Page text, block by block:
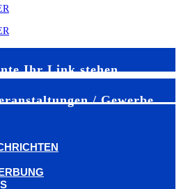
Ihr Link stehen
/ Gewerbe